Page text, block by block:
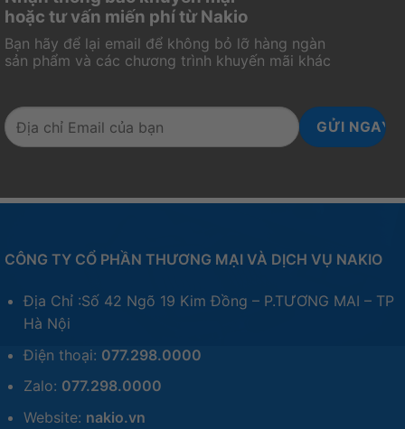
hoặc tư vấn miến phí từ Nakio
Bạn hãy để lại email để không bỏ lỡ hàng ngàn
sản phẩm và các chương trình khuyến mãi khác
CÔNG TY CỔ PHẦN THƯƠNG MẠI VÀ DỊCH VỤ NAKIO
Địa Chỉ :Số 42 Ngõ 19 Kim Đồng – P.TƯƠNG MAI – TP
Hà Nội
Điện thoại: 077.298.0000
Zalo: 077.298.0000
Website: nakio.vn